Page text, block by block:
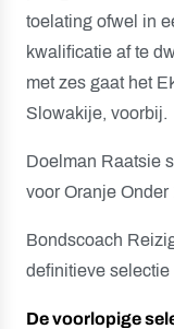
toelating ofwel in
kwalificatie af te
met zes gaat het
Slowakije, voorbij.
Doelman Raatsie
voor Oranje Onder
Bondscoach
definitieve selectie
De voorlopige